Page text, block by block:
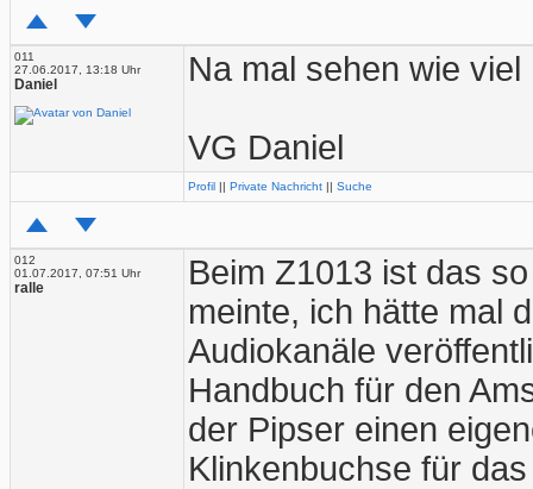
011
27.06.2017, 13:18 Uhr
Daniel Na mal sehen wie
VG Daniel
Profil || Private Nachricht || Suche
012
01.07.2017, 07:51 Uhr
ralle
Beim Z1013 ist das
meinte, ich hätte mal
Audiokanäle
Handbuch für den
der Pipser einen
Klinkenbuchse für